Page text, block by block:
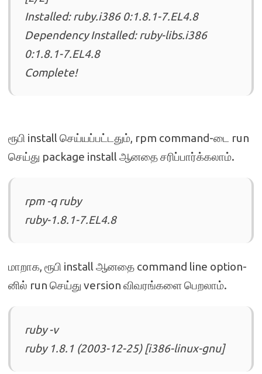
Installed: ruby.i386 0:1.8.1-7.EL4.8
Dependency Installed: ruby-libs.i386
0:1.8.1-7.EL4.8
Complete!
ரூபி install செய்யப்பட்டதும், rpm command-டை run
செய்து package install ஆனதை சரிப்பார்க்கலாம்.
rpm -q ruby
ruby-1.8.1-7.EL4.8
மாறாக, ரூபி install ஆனதை command line option-
னில் run செய்து version விவரங்களை பெறலாம்.
ruby -v
ruby 1.8.1 (2003-12-25) [i386-linux-gnu]